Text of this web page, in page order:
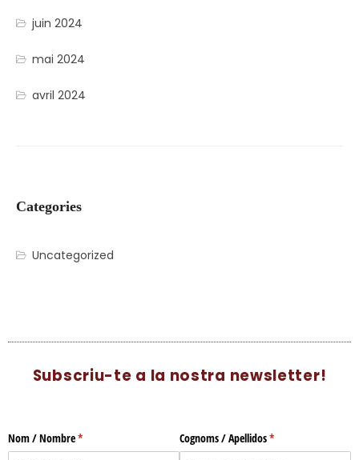
juin 2024
mai 2024
avril 2024
Categories
Uncategorized
Subscriu-te a la nostra newsletter!